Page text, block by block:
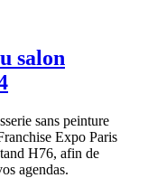
salon
sans peinture
Expo Paris
H76, afin de
agendas.